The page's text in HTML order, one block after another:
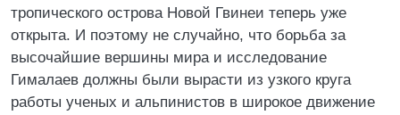
тропического острова Новой Гвинеи теперь уже
открыта. И поэтому не случайно, что борьба за
высочайшие вершины мира и исследование
Гималаев должны были вырасти из узкого круга
работы ученых и альпинистов в широкое движение